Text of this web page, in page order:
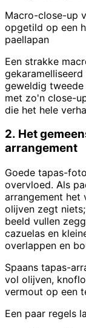
Macro-close-up
opgetild op een
paellapan
Een strakke
geweldig
met zo'n close-
die het hele
2. Het
arrangement
Goede tapas-
overvloed. Als
arrangement het
olijven zegt
beeld vullen
cazuelas en
overlappen en
Spaans tapas-
vol olijven,
vermout op een
Een paar regels